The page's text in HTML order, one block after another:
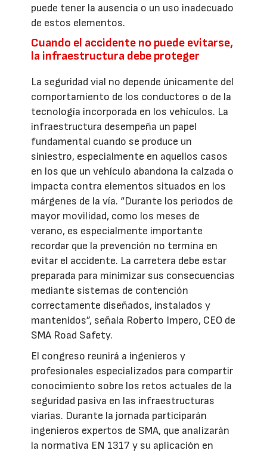
puede tener la ausencia o un uso inadecuado
de estos elementos.
Cuando el accidente no puede evitarse,
la infraestructura debe proteger
La seguridad vial no depende únicamente del
comportamiento de los conductores o de la
tecnología incorporada en los vehículos. La
infraestructura desempeña un papel
fundamental cuando se produce un
siniestro, especialmente en aquellos casos
en los que un vehículo abandona la calzada o
impacta contra elementos situados en los
márgenes de la vía. “Durante los periodos de
mayor movilidad, como los meses de
verano, es especialmente importante
recordar que la prevención no termina en
evitar el accidente. La carretera debe estar
preparada para minimizar sus consecuencias
mediante sistemas de contención
correctamente diseñados, instalados y
mantenidos”, señala Roberto Impero, CEO de
SMA Road Safety.
El congreso reunirá a ingenieros y
profesionales especializados para compartir
conocimiento sobre los retos actuales de la
seguridad pasiva en las infraestructuras
viarias. Durante la jornada participarán
ingenieros expertos de SMA, que analizarán
la normativa EN 1317 y su aplicación en